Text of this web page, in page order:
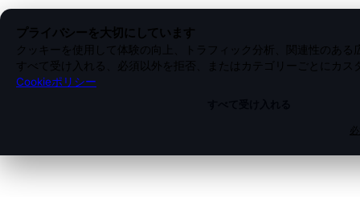
プライバシーを大切にしています
クッキーを使用して体験の向上、トラフィック分析、関連性のある
すべて受け入れる、必須以外を拒否、またはカテゴリーごとにカス
Cookieポリシー